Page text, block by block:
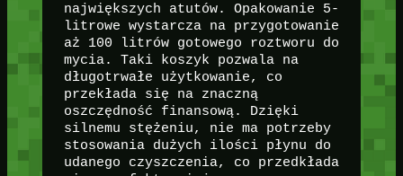
największych atutów. Opakowanie 5-
litrowe wystarcza na przygotowanie
aż 100 litrów gotowego roztworu do
mycia. Taki koszyk pozwala na
długotrwałe użytkowanie, co
przekłada się na znaczną
oszczędność finansową. Dzięki
silnemu stężeniu, nie ma potrzeby
stosowania dużych ilości płynu do
udanego czyszczenia, co przedkłada